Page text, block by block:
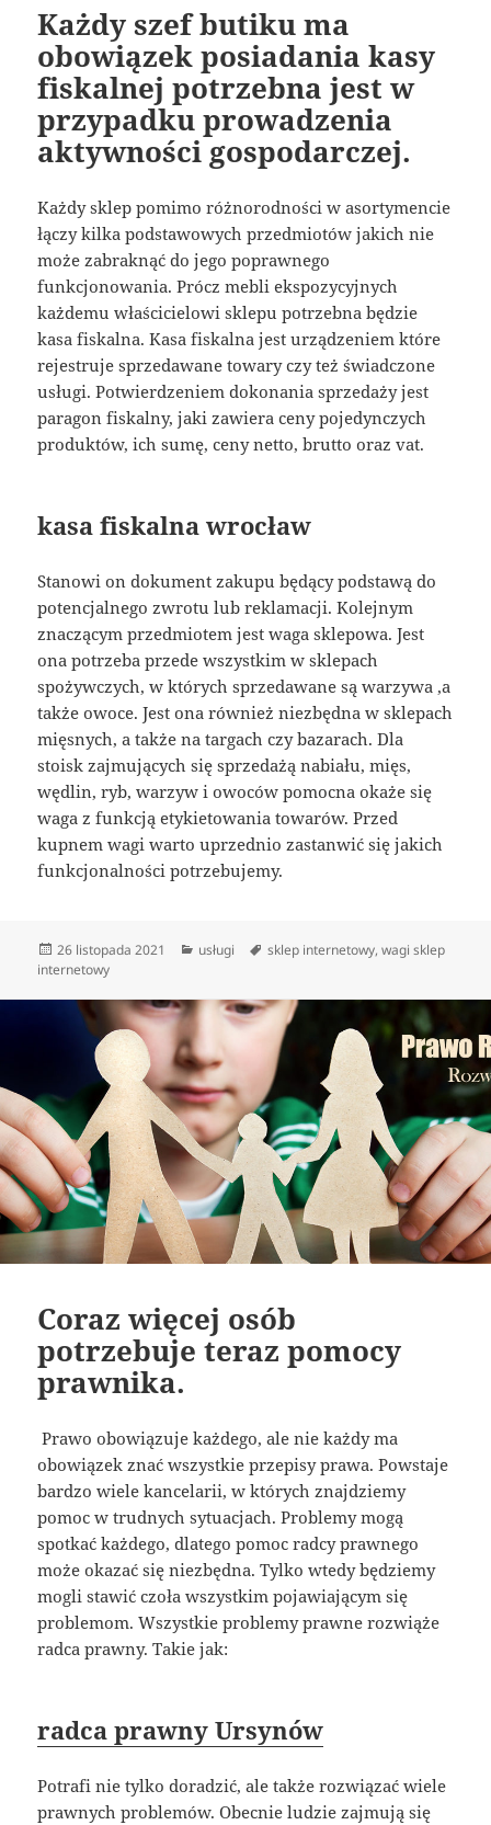
Każdy szef butiku ma
obowiązek posiadania kasy
fiskalnej potrzebna jest w
przypadku prowadzenia
aktywności gospodarczej.
Każdy sklep pomimo różnorodności w asortymencie
łączy kilka podstawowych przedmiotów jakich nie
może zabraknąć do jego poprawnego
funkcjonowania. Prócz mebli ekspozycyjnych
każdemu właścicielowi sklepu potrzebna będzie
kasa fiskalna. Kasa fiskalna jest urządzeniem które
rejestruje sprzedawane towary czy też świadczone
usługi. Potwierdzeniem dokonania sprzedaży jest
paragon fiskalny, jaki zawiera ceny pojedynczych
produktów, ich sumę, ceny netto, brutto oraz vat.
kasa fiskalna wrocław
Stanowi on dokument zakupu będący podstawą do
potencjalnego zwrotu lub reklamacji. Kolejnym
znaczącym przedmiotem jest waga sklepowa. Jest
ona potrzeba przede wszystkim w sklepach
spożywczych, w których sprzedawane są warzywa ,a
także owoce. Jest ona również niezbędna w sklepach
mięsnych, a także na targach czy bazarach. Dla
stoisk zajmujących się sprzedażą nabiału, mięs,
wędlin, ryb, warzyw i owoców pomocna okaże się
waga z funkcją etykietowania towarów. Przed
kupnem wagi warto uprzednio zastanwić się jakich
funkcjonalności potrzebujemy.
Data
publikacji
26 listopada 2021 Kategorie
usługi Tagi
sklep internetowy,wagi sklep
internetowy
Coraz więcej osób
potrzebuje teraz pomocy
prawnika.
Prawo obowiązuje każdego, ale nie każdy ma
obowiązek znać wszystkie przepisy prawa. Powstaje
bardzo wiele kancelarii, w których znajdziemy
pomoc w trudnych sytuacjach. Problemy mogą
spotkać każdego, dlatego pomoc radcy prawnego
może okazać się niezbędna. Tylko wtedy będziemy
mogli stawić czoła wszystkim pojawiającym się
problemom. Wszystkie problemy prawne rozwiąże
radca prawny. Takie jak:
radca prawny Ursynów
Potrafi nie tylko doradzić, ale także rozwiązać wiele
prawnych problemów. Obecnie ludzie zajmują się